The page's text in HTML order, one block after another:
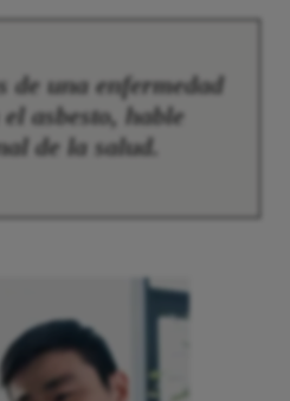
de una enfermedad
asbesto, hable
de la salud.